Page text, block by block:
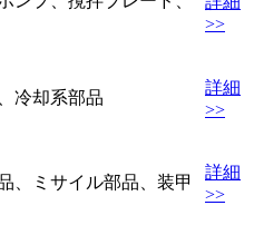
>>
冷却系部品
詳細
>>
、ミサイル部品、装甲
詳細
>>